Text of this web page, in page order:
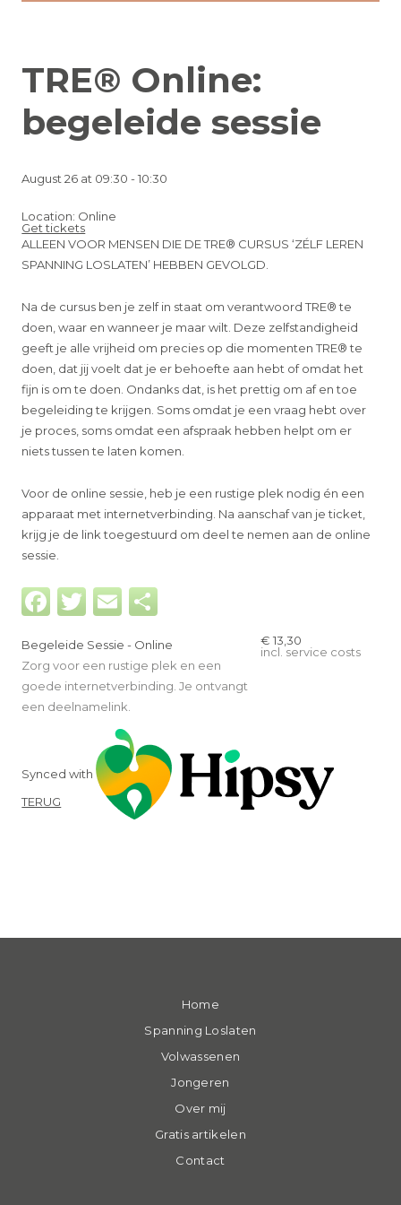
TRE® Online:
begeleide sessie
August 26 at 09:30 - 10:30
Location: Online
Get tickets
ALLEEN VOOR MENSEN DIE DE TRE® CURSUS ‘ZÉLF LEREN
SPANNING LOSLATEN’ HEBBEN GEVOLGD.
Na de cursus ben je zelf in staat om verantwoord TRE® te
doen, waar en wanneer je maar wilt. Deze zelfstandigheid
geeft je alle vrijheid om precies op die momenten TRE® te
doen, dat jij voelt dat je er behoefte aan hebt of omdat het
fijn is om te doen. Ondanks dat, is het prettig om af en toe
begeleiding te krijgen. Soms omdat je een vraag hebt over
je proces, soms omdat een afspraak hebben helpt om er
niets tussen te laten komen.
Voor de online sessie, heb je een rustige plek nodig én een
apparaat met internetverbinding. Na aanschaf van je ticket,
krijg je de link toegestuurd om deel te nemen aan de online
sessie.
Facebook
Twitter
Email
Begeleide Sessie - Online
Zorg voor een rustige plek en een
goede internetverbinding. Je ontvangt
een deelnamelink.
€ 13,30
incl. service costs
Synced with
TERUG
Home
Spanning Loslaten
Volwassenen
Jongeren
Over mij
Gratis artikelen
Contact